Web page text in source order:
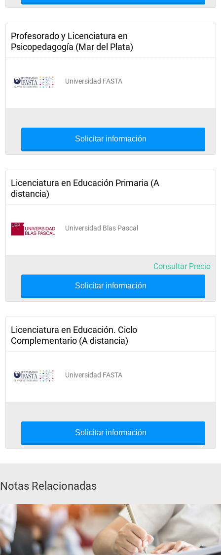
Profesorado y Licenciatura en
Psicopedagogía (Mar del Plata)
Universidad FASTA
Solicitar información
Licenciatura en Educación Primaria (A
distancia)
Universidad Blas Pascal
Consultar Precio
Solicitar información
Licenciatura en Educación. Ciclo
Complementario (A distancia)
Universidad FASTA
Solicitar información
Notas Relacionadas